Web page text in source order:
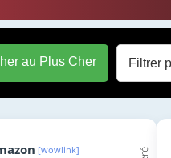
au Plus Cher
[wowlink]